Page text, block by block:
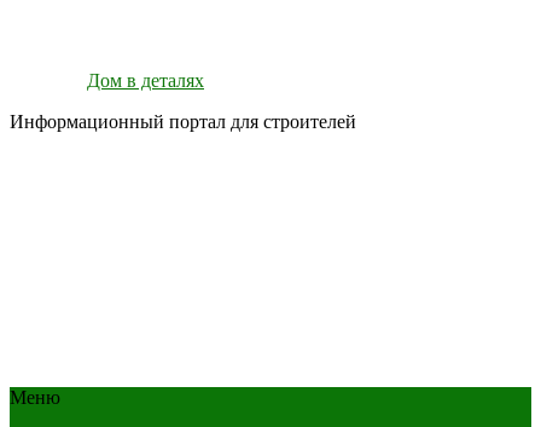
Дом в деталях
Информационный портал для строителей
Меню